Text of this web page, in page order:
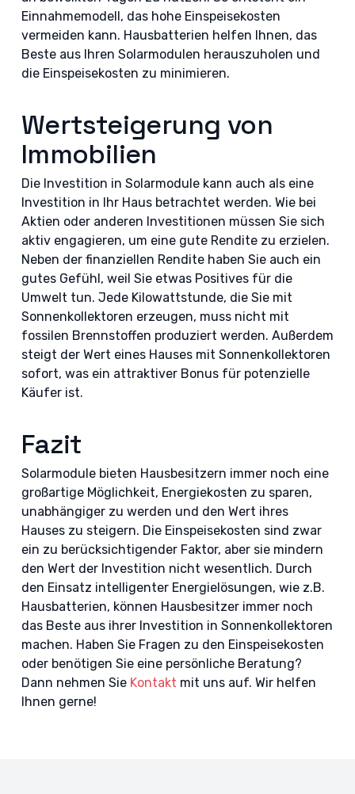
Einnahmemodell, das hohe Einspeisekosten
vermeiden kann. Hausbatterien helfen Ihnen, das
Beste aus Ihren Solarmodulen herauszuholen und
die Einspeisekosten zu minimieren.
Wertsteigerung von
Immobilien
Die Investition in Solarmodule kann auch als eine
Investition in Ihr Haus betrachtet werden. Wie bei
Aktien oder anderen Investitionen müssen Sie sich
aktiv engagieren, um eine gute Rendite zu erzielen.
Neben der finanziellen Rendite haben Sie auch ein
gutes Gefühl, weil Sie etwas Positives für die
Umwelt tun. Jede Kilowattstunde, die Sie mit
Sonnenkollektoren erzeugen, muss nicht mit
fossilen Brennstoffen produziert werden. Außerdem
steigt der Wert eines Hauses mit Sonnenkollektoren
sofort, was ein attraktiver Bonus für potenzielle
Käufer ist.
Fazit
Solarmodule bieten Hausbesitzern immer noch eine
großartige Möglichkeit, Energiekosten zu sparen,
unabhängiger zu werden und den Wert ihres
Hauses zu steigern. Die Einspeisekosten sind zwar
ein zu berücksichtigender Faktor, aber sie mindern
den Wert der Investition nicht wesentlich. Durch
den Einsatz intelligenter Energielösungen, wie z.B.
Hausbatterien, können Hausbesitzer immer noch
das Beste aus ihrer Investition in Sonnenkollektoren
machen. Haben Sie Fragen zu den Einspeisekosten
oder benötigen Sie eine persönliche Beratung?
Dann nehmen Sie Kontakt mit uns auf. Wir helfen
Ihnen gerne!